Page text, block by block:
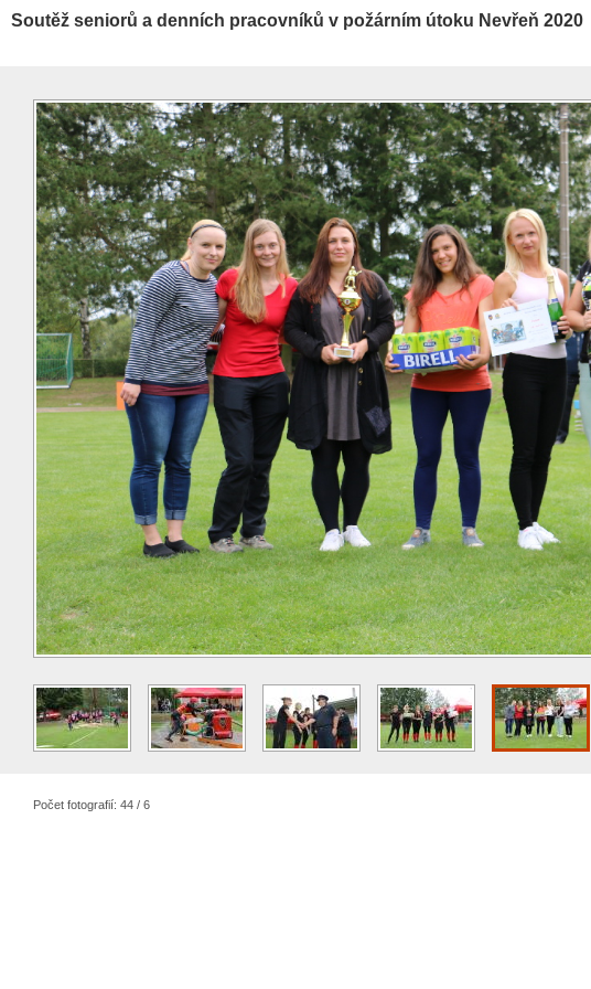
Soutěž seniorů a denních pracovníků v požárním útoku Nevřeň 2020
Počet fotografií: 44 / 6